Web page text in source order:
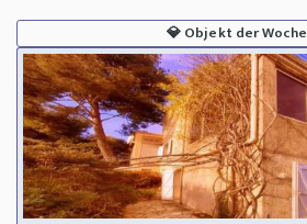
💎Objekt der Woche